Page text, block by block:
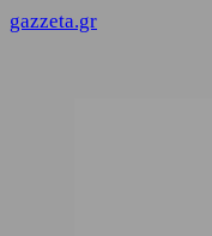
gazzeta.gr